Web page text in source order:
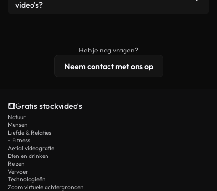
remixen. Zorg er wel voor dat het eindproduct
video's?
licentiebescherming omvat.
Heb je nog vragen?
Neem contact met ons op
Gratis stockvideo’s
Natuur
Mensen
Liefde & Relaties
- Fitness
Aerial videografie
Eten en drinken
Reizen
Vervoer
Technologieën
Zoom virtuele achtergronden